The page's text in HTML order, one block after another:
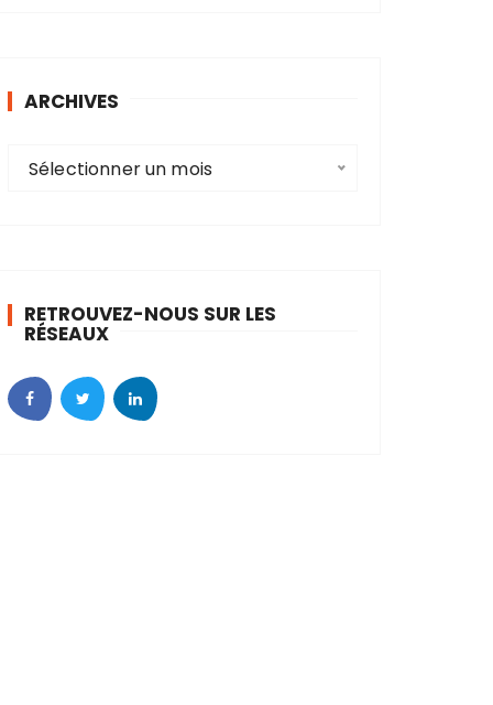
ARCHIVES
e
Sélectionner un mois
RETROUVEZ-NOUS SUR LES
RÉSEAUX